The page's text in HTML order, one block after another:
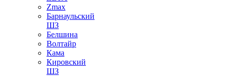
Zmax
Барнаульский
ШЗ
Белшина
Волтайр
Кама
Кировский
ШЗ